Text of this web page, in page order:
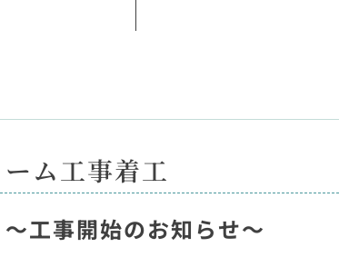
ム工事着工
～工事開始のお知らせ～